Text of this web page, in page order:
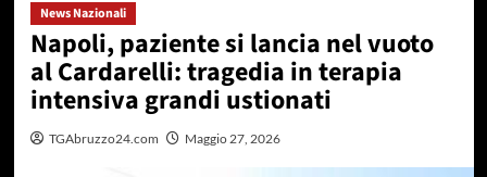
News Nazionali
Napoli, paziente si lancia nel vuoto
al Cardarelli: tragedia in terapia
intensiva grandi ustionati
TGAbruzzo24.com Maggio 27, 2026